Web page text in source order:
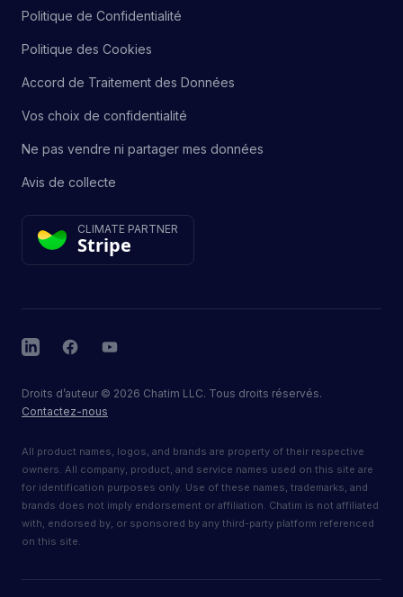
Politique de Confidentialité
Politique des Cookies
Accord de Traitement des Données
Vos choix de confidentialité
Ne pas vendre ni partager mes données
Avis de collecte
CLIMATE PARTNER
Stripe
LinkedInFacebookYouTube
Droits d’auteur © 2026 Chatim LLC. Tous droits réservés.
Contactez-nous
All product names, logos, and brands are property of their respective
owners. All company, product, and service names used on this site are
for identification purposes only. Use of these names, trademarks, and
brands does not imply endorsement or affiliation. Chatim is not affiliated
with, endorsed by, or sponsored by any third-party platform referenced
on this site.